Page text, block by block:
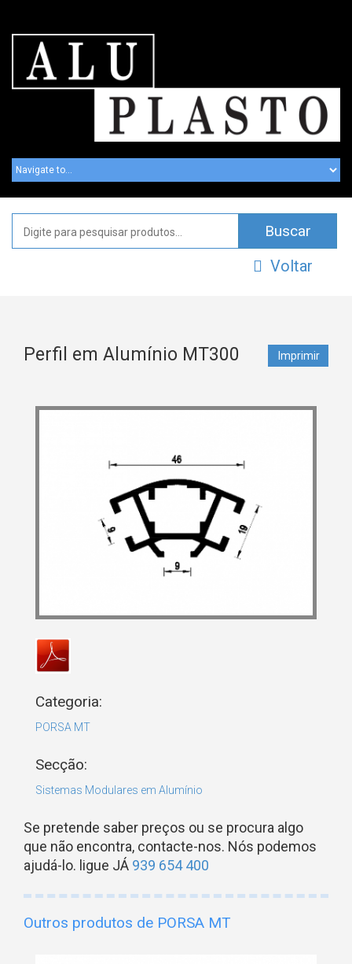
Voltar
Perfil em Alumínio MT300 Imprimir
Categoria:
PORSA MT
Secção:
Sistemas Modulares em Alumínio
Se pretende saber preços ou se procura algo
que não encontra, contacte-nos. Nós podemos
ajudá-lo. ligue JÁ 939 654 400
Outros produtos de PORSA MT